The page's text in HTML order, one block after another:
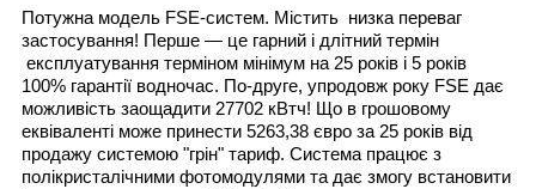
Потужна модель FSE-систем. Містить низка переваг
застосування! Перше — це гарний і длітний термін
експлуатування терміном мінімум на 25 років і 5 років
100% гарантії водночас. По-друге, упродовж року FSE дає
можливість заощадити 27702 кВтч! Що в грошовому
еквіваленті може принести 5263,38 євро за 25 років від
продажу системою "грін" тариф. Система працює з
полікристалічними фотомодулями та дає змогу встановити